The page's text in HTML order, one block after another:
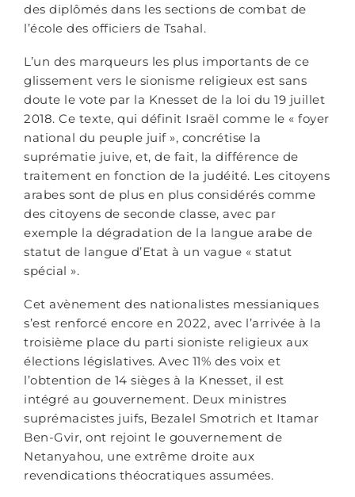
des diplômés dans les sections de combat de
l’école des officiers de Tsahal.
L’un des marqueurs les plus importants de ce
glissement vers le sionisme religieux est sans
doute le vote par la Knesset de la loi du 19 juillet
2018. Ce texte, qui définit Israël comme le « foyer
national du peuple juif », concrétise la
suprématie juive, et, de fait, la différence de
traitement en fonction de la judéité. Les citoyens
arabes sont de plus en plus considérés comme
des citoyens de seconde classe, avec par
exemple la dégradation de la langue arabe de
statut de langue d’Etat à un vague « statut
spécial ».
Cet avènement des nationalistes messianiques
s’est renforcé encore en 2022, avec l’arrivée à la
troisième place du parti sioniste religieux aux
élections législatives. Avec 11% des voix et
l’obtention de 14 sièges à la Knesset, il est
intégré au gouvernement. Deux ministres
suprémacistes juifs, Bezalel Smotrich et Itamar
Ben-Gvir, ont rejoint le gouvernement de
Netanyahou, une extrême droite aux
revendications théocratiques assumées.